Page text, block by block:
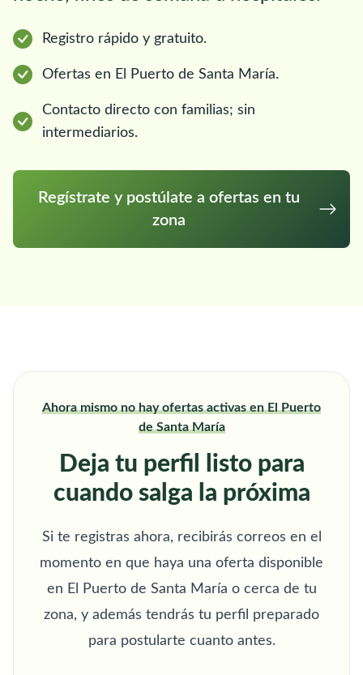
Registro rápido y gratuito.
Ofertas en El Puerto de Santa María.
Contacto directo con familias; sin
intermediarios.
Regístrate y postúlate a ofertas en tu
zona
Ahora mismo no hay ofertas activas en El Puerto
de Santa María
Deja tu perfil listo para
cuando salga la próxima
Si te registras ahora, recibirás correos en el
momento en que haya una oferta disponible
en El Puerto de Santa María o cerca de tu
zona, y además tendrás tu perfil preparado
para postularte cuanto antes.